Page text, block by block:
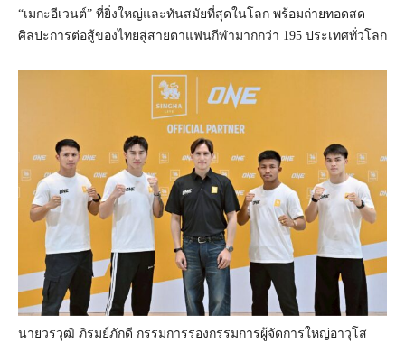
“เมกะอีเวนต์” ที่ยิ่งใหญ่และทันสมัยที่สุดในโลก พร้อมถ่ายทอดสด
ศิลปะการต่อสู้ของไทยสู่สายตาแฟนกีฬามากกว่า 195 ประเทศทั่วโลก
นายวรวุฒิ ภิรมย์ภักดี กรรมการรองกรรมการผู้จัดการใหญ่อาวุโส